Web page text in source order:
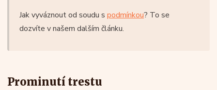
Jak vyváznout od soudu s podmínkou? To se
dozvíte v našem dalším článku.
Prominutí trestu